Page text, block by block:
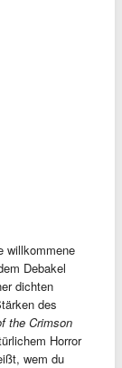
willkommene
Debakel
dichten
des
the Crimson
Horror
wem du